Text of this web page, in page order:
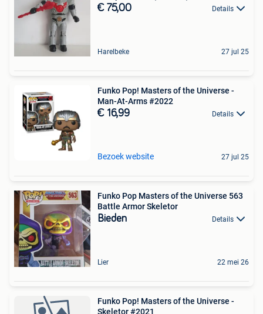
€ 75,00 Details
Harelbeke 27 jul 25
Funko Pop! Masters of the Universe -
Man-At-Arms #2022
€ 16,99 Details
Bezoek website 27 jul 25
Funko Pop Masters of the Universe 563
Battle Armor Skeletor
Bieden Details
Lier 22 mei 26
Funko Pop! Masters of the Universe -
Skeletor #2021